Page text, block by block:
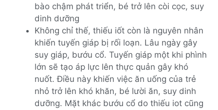
bào chậm phát triển, bé trở lên còi cọc, suy
dinh dưỡng
Không chỉ thế, thiếu iốt còn là nguyên nhân
khiến tuyến giáp bị rối loạn. Lâu ngày gây
suy giáp, bướu cổ. Tuyến giáp một khi phình
lớn sẽ tạo áp lực lên thực quản gây khó
nuốt. Điều này khiến việc ăn uống của trẻ
nhỏ trở lên khó khăn, bé lười ăn, suy dinh
dưỡng. Mặt khác bướu cổ do thiếu iot cũng